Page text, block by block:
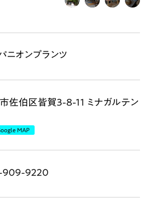
運営会社
広告掲載について
ニオンプランツ
佐伯区皆賀3-8-11 ミナガルテン
MAP
909-9220